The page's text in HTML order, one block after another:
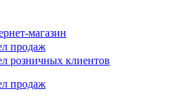
магазин
продаж
розничных клиентов
продаж